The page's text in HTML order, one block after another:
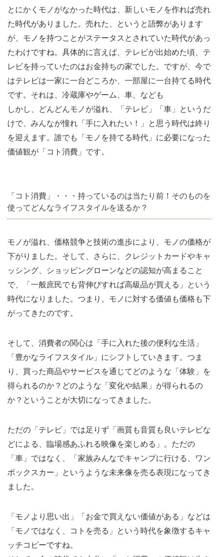
なかった時
代は、とに
かく持つこ
とがステー
タスだっ
た。
1.1.2
「コト消
費」・・・
持っている
のは当たり
どんなライ
フスタイル
を送るか？
1.1.3
「トキ消
費」・・・
濃いリアル
な体験こそ
が価値にな
2
CD
の役
割は
信」
に置
き換
わっ
た。
2.1
CD
の
とにかくモノがなかった時代は、新しいモノを作れば売れ
た時代がありました。売れた、というと語弊があります
が、モノを持つことがステータスとされていた時代があっ
たわけですね。具体的に言えば、テレビが出始めた頃、テ
レビを持っていたのはお金持ちの家でした。ですが、今で
はテレビは一家に一台どころか、一部屋に一台持てる時代
です。それは、冷蔵庫やゲーム、車、なども
しかし、どんどんモノが溢れ、「テレビ」「車」というだ
けで、みんなが憧れ「手に入れたい！」と思う時代は終り
を迎えます。誰でも「モノを持てる時代」に必要になった
価値観が「コト消費」です。
「コト消費」・・・持っているのは当たり前！そのものを
使ってどんなライフスタイルを送るか？
モノが溢れ、価格競争と技術の進歩により、モノの価格が
下がりました。そして、さらに、クレジットカードやキャ
ッシング、ショッピングローンなどの認知が高まること
で、「一般庶民でも背伸びすれば高級品が買える」という
時代になりました。つまり、モノに対する価値も価格も下
がってきたのです。
そして、消費者の関心は「手に入れた後の便利な生活」
「豊かなライフスタイル」にシフトしていきます。つま
り、買った商品やサービスを通じてどのような「体験」を
得られるのか？どのような「変化や結果」が得られるの
か？ということが大切になってきました。
ただの「テレビ」では足りず「画質も音質も良いテレビな
どによる、臨場感あふれる映像を楽しめる」。ただの
「車」ではなく、「家族みんなでキャンプに行ける、ワン
ボックスカー」というような未来像を売る表現になってき
ました。
「モノより思い出」「お金で買えない価値がある」などは
「モノではなく、コトを売る」という時代を象徴するキャ
ッチコピーですね。